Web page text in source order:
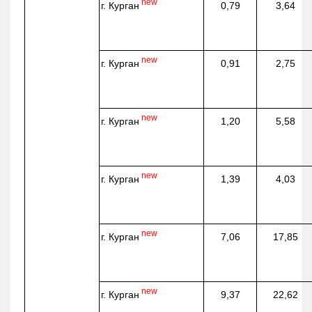
г. Курган new 0,79 3,64
г. Курган new 0,91 2,75
г. Курган new 1,20 5,58
г. Курган new 1,39 4,03
г. Курган new 7,06 17,85
г. Курган new 9,37 22,62